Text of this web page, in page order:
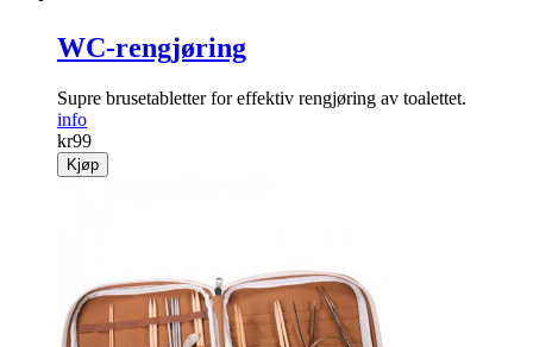
WC-rengjøring
Supre brusetabletter for effektiv rengjøring av toalettet.
info
kr99
Kjøp